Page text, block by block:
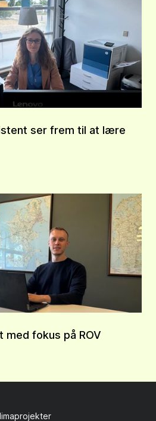
ser frem til at lære
fokus på ROV